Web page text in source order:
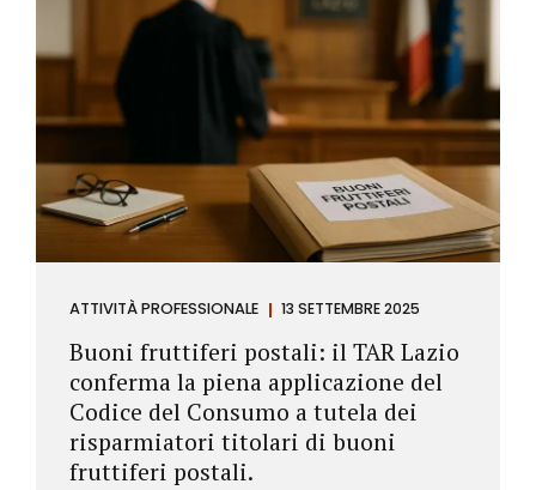
ATTIVITÀ PROFESSIONALE 13 SETTEMBRE 2025
Buoni fruttiferi postali: il TAR Lazio
conferma la piena applicazione del
Codice del Consumo a tutela dei
risparmiatori titolari di buoni
fruttiferi postali.